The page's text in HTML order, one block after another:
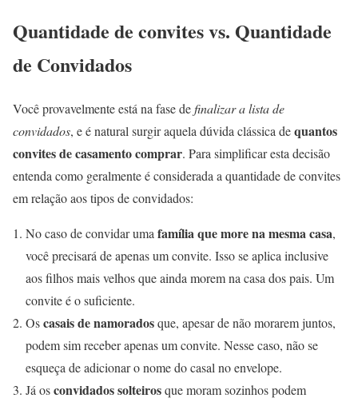
Quantidade de convites vs. Quantidade
de Convidados
Você provavelmente está na fase definalizar a lista de
convidados, e é natural surgir aquela dúvida clássica dequantos
convites de casamento comprar. Para simplificar esta decisão
entenda como geralmente é considerada a quantidade de convites
em relação aos tipos de convidados:
No caso de convidar uma família que more na mesma casa,
você precisará de apenas um convite. Isso se aplica inclusive
aos filhos mais velhos que ainda morem na casa dos pais. Um
convite é o suficiente.
Oscasais de namoradosque, apesar de não morarem juntos,
podem sim receber apenas um convite. Nesse caso, não se
esqueça de adicionar o nome do casal no envelope.
Já osconvidados solteirosque moram sozinhos podem